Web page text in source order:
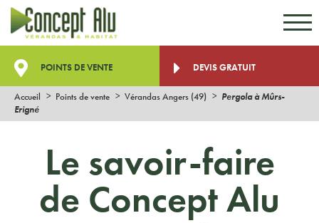
POINTS DE VENTE DEVIS GRATUIT
Accueil Points de vente Vérandas Angers (49)
Pergola à Mûrs-
Erigné
Le savoir-faire
de Concept Alu